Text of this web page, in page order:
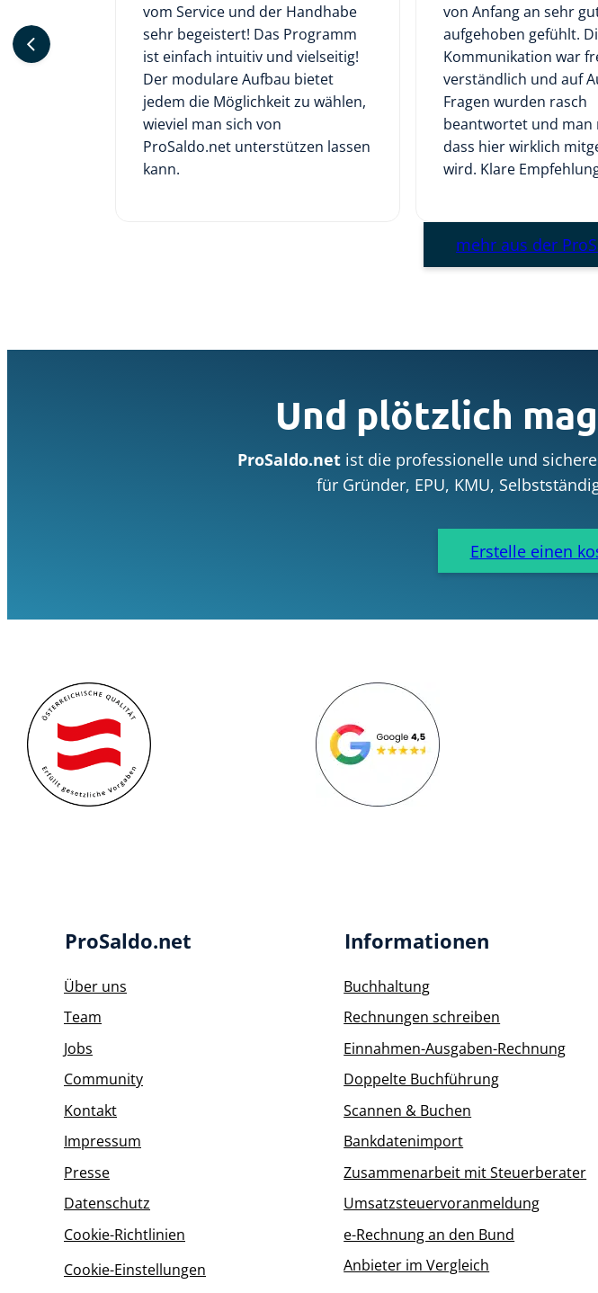
vom Service und der Handhabe
sehr begeistert! Das Programm
ist einfach intuitiv und vielseitig!
Der modulare Aufbau bietet
jedem die Möglichkeit zu wählen,
wieviel man sich von
ProSaldo.net unterstützen lassen
kann.
von Anfang an sehr
aufgehoben gefühlt.
Kommunikation war
verständlich und auf
Fragen wurden rasch
beantwortet und man
dass hier wirklich
wird. Klare
mehr aus der
Und plötzlich
ProSaldo.netist die professionelle und
für Gründer, EPU, KMU,
Erstelle einen
ProSaldo.net
Über uns
Team
Jobs
Community
Kontakt
Impressum
Presse
Datenschutz
Cookie-Richtlinien
Cookie-Einstellungen
Informationen
Buchhaltung
Rechnungen schreiben
Einnahmen-Ausgaben-Rechnung
Doppelte Buchführung
Scannen & Buchen
Bankdatenimport
Zusammenarbeit mit Steuerberater
Umsatzsteuervoranmeldung
e-Rechnung an den Bund
Anbieter im Vergleich